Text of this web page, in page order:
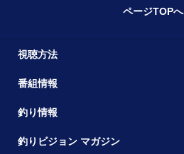
ページTOPへ
視聴方法
番組情報
釣り情報
釣りビジョン マガジン